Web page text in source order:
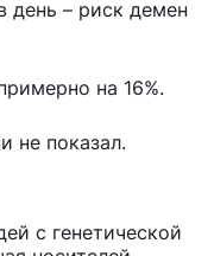
– риск демен
на 16%.
не показал.
с генетической